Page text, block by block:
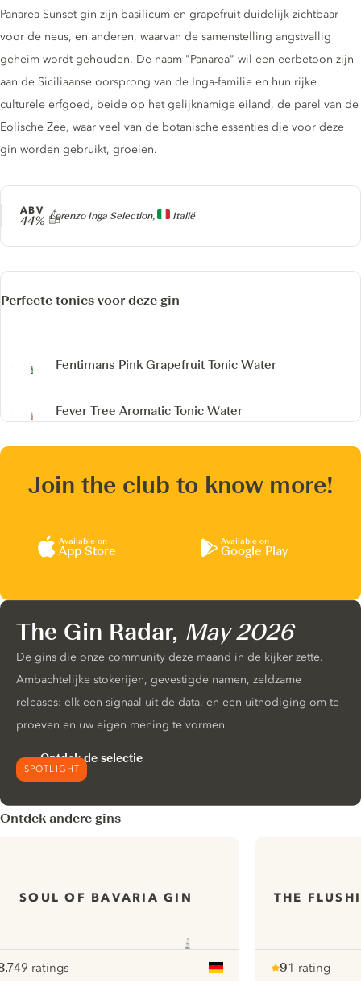
Producer
Lorenzo Inga Selection, Italië
ABV
44%
Panarea Sunset gin zijn basilicum en grapefruit duidelijk zichtbaar
voor de neus, en anderen, waarvan de samenstelling angstvallig
geheim wordt gehouden. De naam "Panarea" wil een eerbetoon zijn
aan de Siciliaanse oorsprong van de Inga-familie en hun rijke
culturele erfgoed, beide op het gelijknamige eiland, de parel van de
Eolische Zee, waar veel van de botanische essenties die voor deze
gin worden gebruikt, groeien.
Perfecte tonics voor deze gin
Fentimans Pink Grapefruit Tonic Water
Fever Tree Aromatic Tonic Water
Join the club to know more!
Available on
App Store
Available on
Google Play
SPOTLIGHT
The Gin Radar, May 2026
De gins die onze community deze maand in de kijker zette.
Ambachtelijke stokerijen, gevestigde namen, zeldzame
releases: elk een signaal uit de data, en een uitnodiging om te
proeven en uw eigen mening te vormen.
Ontdek de selectie
Ontdek andere gins
SOUL OF BAVARIA GIN
49 ratings
THE
91 rating